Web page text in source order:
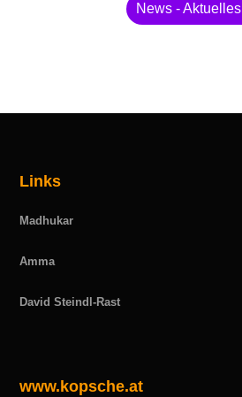
News - Aktuelles
Links
Madhukar
Amma
David Steindl-Rast
www.kopsche.at